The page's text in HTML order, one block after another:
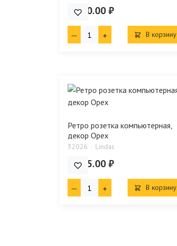
5 460.00 ₽
В корзину
Ретро розетка компьютерная,
декор Орех
32026 Lindas
2 675.00 ₽
В корзину